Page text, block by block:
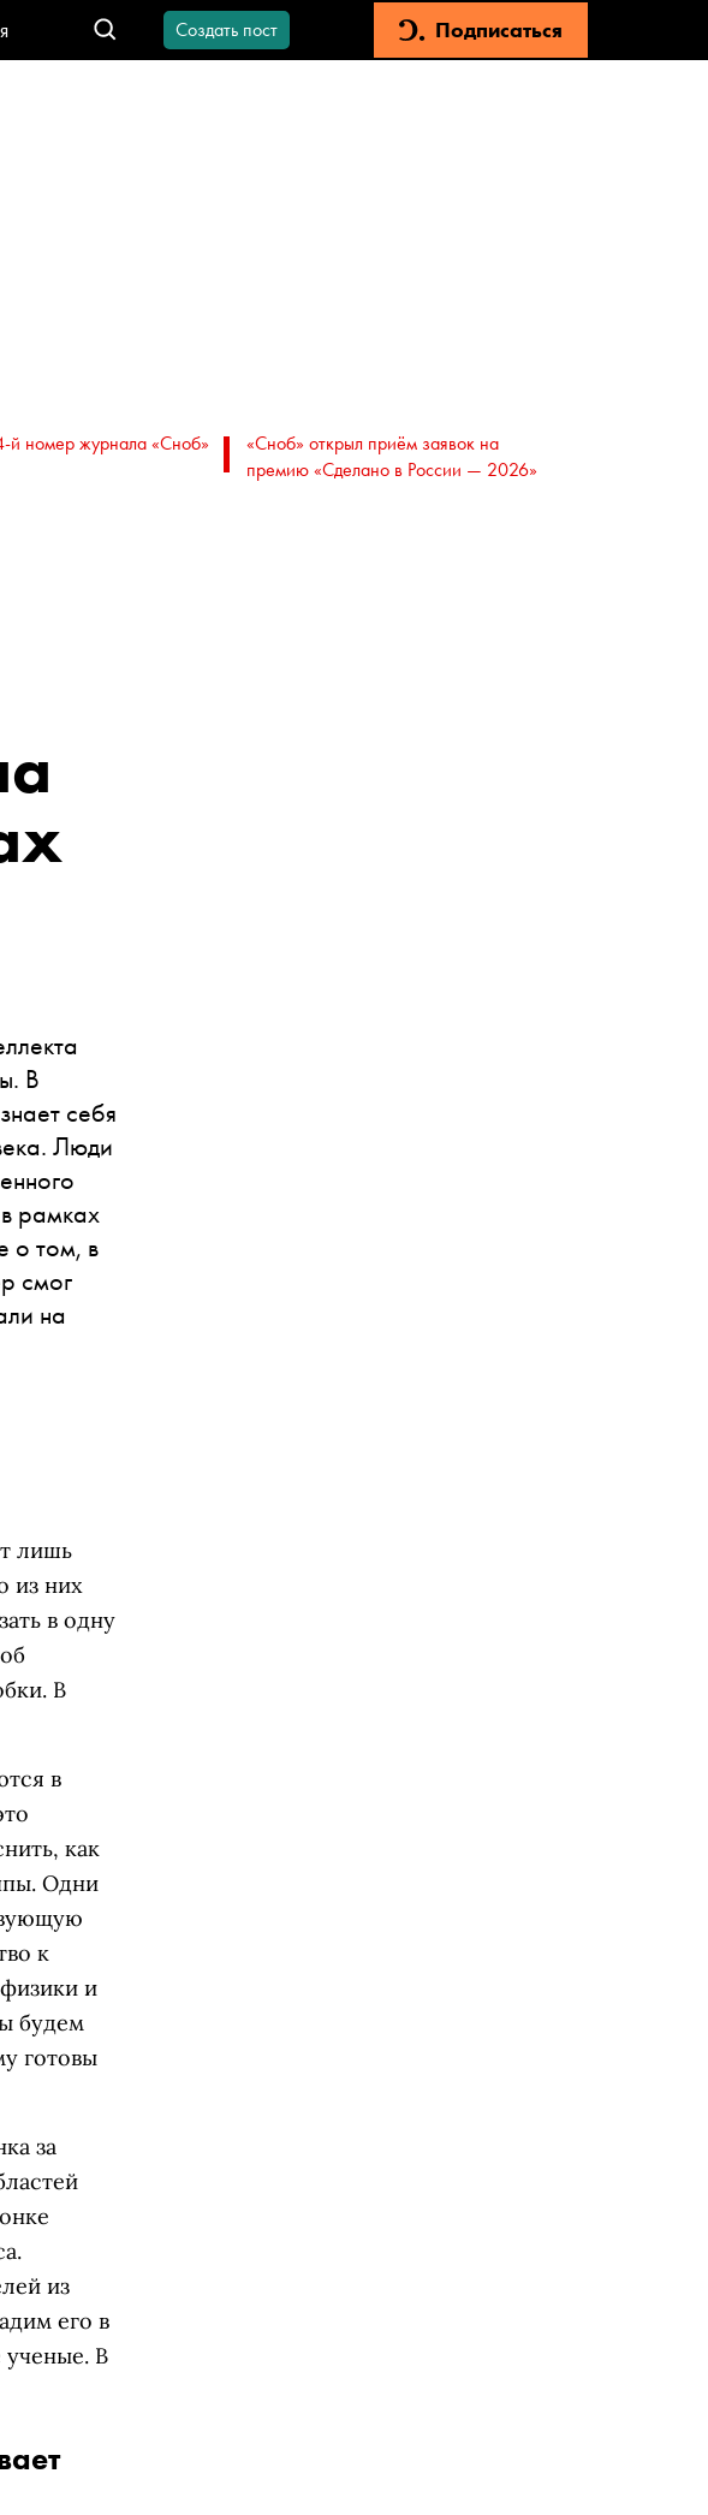
Создать пост Подписаться
й номер журнала «Сноб»
«Сноб» открыл приём заявок на
премию «Сделано в России — 2026»
В
себя
Люди
рамках
о том, в
смог
на
лишь
из них
в одну
В
в
как
Одни
к
и
будем
готовы
за
из
его в
ученые. В